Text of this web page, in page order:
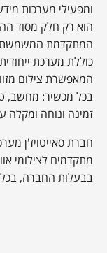
ומפעילי מערכות
הוא רק חלק מסוד
המתקדמת המשמשת
כוללת מערכת
המאפשרת צילום
בכל מכשיר: מחשב,
זמינה ונוחה
חברת סאייטויז'ן
מתקדמים לצילומי
בבעלות החברה, בכל